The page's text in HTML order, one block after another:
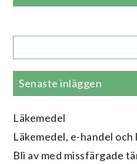
for:
Senaste inläggen
Läkemedel
Läkemedel, e-handel
Bli av med missfärgade